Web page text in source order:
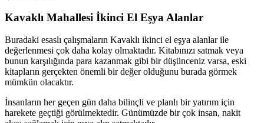
Kavaklı Mahallesi İkinci El Eşya Alanlar
Buradaki esaslı çalışmaların Kavaklı ikinci el eşya alanlar ile
değerlenmesi çok daha kolay olmaktadır. Kitabınızı satmak veya
bunun karşılığında para kazanmak gibi bir düşünceniz varsa, eski
kitapların gerçekten önemli bir değer olduğunu burada görmek
mümkün olacaktır.
İnsanların her geçen gün daha bilinçli ve planlı bir yatırım için
harekete geçtiği görülmektedir. Günümüzde bir çok insan, nakit